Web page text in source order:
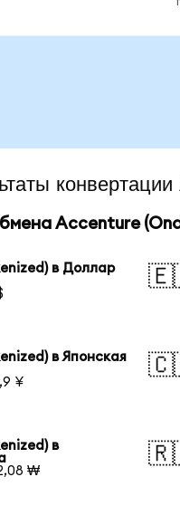
Accenture
в Доллар
в Японская
¥
в
₩